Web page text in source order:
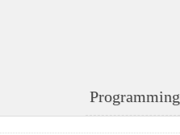
Programming